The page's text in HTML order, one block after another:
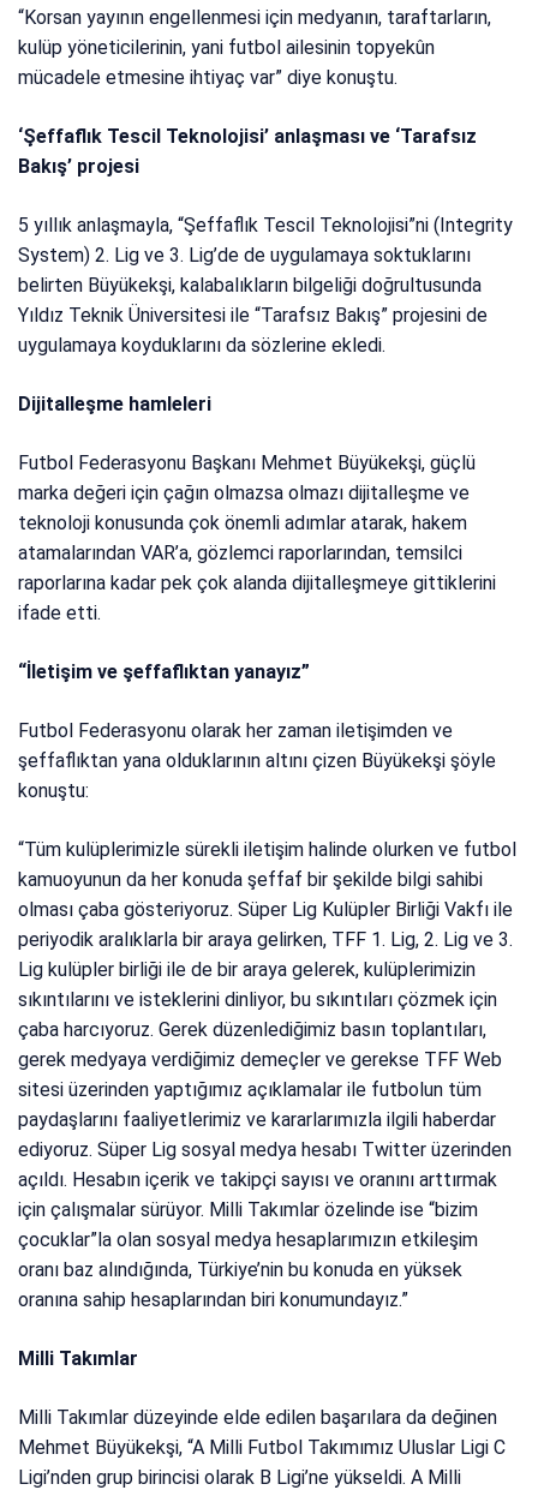
“Korsan yayının engellenmesi için medyanın, taraftarların,
kulüp yöneticilerinin, yani futbol ailesinin topyekûn
mücadele etmesine ihtiyaç var” diye konuştu.
‘Şeffaflık Tescil Teknolojisi’ anlaşması ve ‘Tarafsız
Bakış’ projesi
5 yıllık anlaşmayla, “Şeffaflık Tescil Teknolojisi”ni (Integrity
System) 2. Lig ve 3. Lig’de de uygulamaya soktuklarını
belirten Büyükekşi, kalabalıkların bilgeliği doğrultusunda
Yıldız Teknik Üniversitesi ile “Tarafsız Bakış” projesini de
uygulamaya koyduklarını da sözlerine ekledi.
Dijitalleşme hamleleri
Futbol Federasyonu Başkanı Mehmet Büyükekşi, güçlü
marka değeri için çağın olmazsa olmazı dijitalleşme ve
teknoloji konusunda çok önemli adımlar atarak, hakem
atamalarından VAR’a, gözlemci raporlarından, temsilci
raporlarına kadar pek çok alanda dijitalleşmeye gittiklerini
ifade etti.
“İletişim ve şeffaflıktan yanayız”
Futbol Federasyonu olarak her zaman iletişimden ve
şeffaflıktan yana olduklarının altını çizen Büyükekşi şöyle
konuştu:
“Tüm kulüplerimizle sürekli iletişim halinde olurken ve futbol
kamuoyunun da her konuda şeffaf bir şekilde bilgi sahibi
olması çaba gösteriyoruz. Süper Lig Kulüpler Birliği Vakfı ile
periyodik aralıklarla bir araya gelirken, TFF 1. Lig, 2. Lig ve 3.
Lig kulüpler birliği ile de bir araya gelerek, kulüplerimizin
sıkıntılarını ve isteklerini dinliyor, bu sıkıntıları çözmek için
çaba harcıyoruz. Gerek düzenlediğimiz basın toplantıları,
gerek medyaya verdiğimiz demeçler ve gerekse TFF Web
sitesi üzerinden yaptığımız açıklamalar ile futbolun tüm
paydaşlarını faaliyetlerimiz ve kararlarımızla ilgili haberdar
ediyoruz. Süper Lig sosyal medya hesabı Twitter üzerinden
açıldı. Hesabın içerik ve takipçi sayısı ve oranını arttırmak
için çalışmalar sürüyor. Milli Takımlar özelinde ise “bizim
çocuklar”la olan sosyal medya hesaplarımızın etkileşim
oranı baz alındığında, Türkiye’nin bu konuda en yüksek
oranına sahip hesaplarından biri konumundayız.”
Milli Takımlar
Milli Takımlar düzeyinde elde edilen başarılara da değinen
Mehmet Büyükekşi, “A Milli Futbol Takımımız Uluslar Ligi C
Ligi’nden grup birincisi olarak B Ligi’ne yükseldi. A Milli